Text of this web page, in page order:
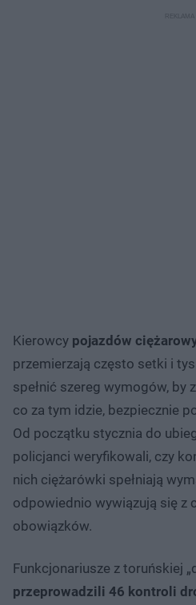
Kierowcy pojazdów
przemierzają często setki i
spełnić szereg wymogów, by
co za tym idzie, bezpiecznie
Od początku stycznia do
policjanci weryfikowali, czy
nich ciężarówki spełniają
odpowiednio wywiązują się z
obowiązków.
Funkcjonariusze z toruńskiej
przeprowadzili 46 kontroli